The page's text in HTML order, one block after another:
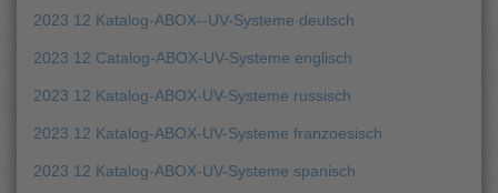
2023 12 Katalog-ABOX--UV-Systeme deutsch
2023 12 Catalog-ABOX-UV-Systeme englisch
2023 12 Katalog-ABOX-UV-Systeme russisch
2023 12 Katalog-ABOX-UV-Systeme franzoesisch
2023 12 Katalog-ABOX-UV-Systeme spanisch